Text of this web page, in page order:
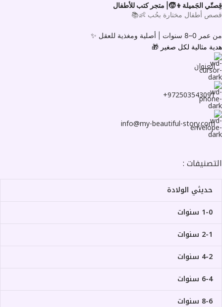
قِصتّي الجَميلة👦🧒| متجر كتب للأطفال
قصص أطفال مختارة بحُب 👶📚
من عمر 0–8 سنوات |
أصلية ومغذية للعقل ✨
هدية مثالية لكل صغير 🎁
العنوان
972503543091+
info@my-beautiful-story.com
التصنيفات :
حديثي الولادة
1-0 سنوات
2-1 سنوات
4-2 سنوات
6-4 سنوات
8-6 سنوات